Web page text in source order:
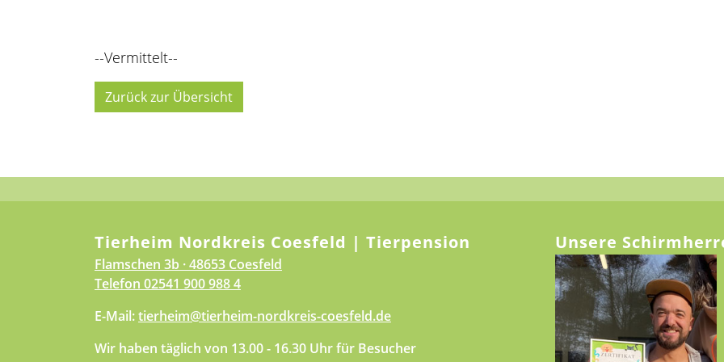
--Vermittelt--
Zurück zur Übersicht
Tierheim Nordkreis Coesfeld | Tierpension
Flamschen 3b · 48653 Coesfeld
Telefon 02541 900 988 4
E-Mail:tierheim@tierheim-nordkreis-coesfeld.de
Wir haben täglich von 13.00 - 16.30 Uhr für Besucher
Unsere